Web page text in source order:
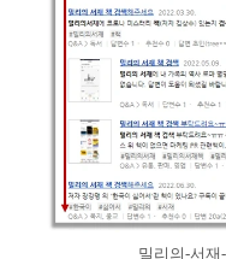
밀리의-서재